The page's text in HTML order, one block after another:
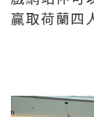
贏取荷蘭四